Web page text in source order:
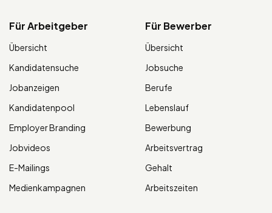
Für Arbeitgeber
Übersicht
Kandidatensuche
Jobanzeigen
Kandidatenpool
Employer Branding
Jobvideos
E-Mailings
Medienkampagnen
Für Bewerber
Übersicht
Jobsuche
Berufe
Lebenslauf
Bewerbung
Arbeitsvertrag
Gehalt
Arbeitszeiten